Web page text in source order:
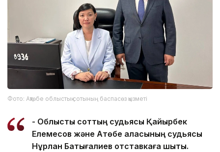
Фото: Ақтөбе облыстық сотының баспасөз қызметі
- Облыстық соттың судьясы Қайырбек
Елемесов және Ақтөбе қаласының судьясы
Нұрлан Бақтығалиев отставкаға шықты.